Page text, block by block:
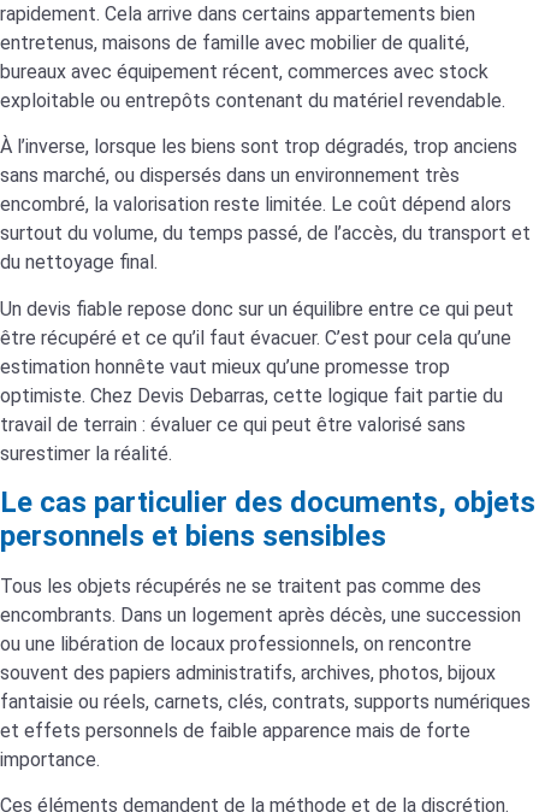
rapidement. Cela arrive dans certains appartements bien
entretenus, maisons de famille avec mobilier de qualité,
bureaux avec équipement récent, commerces avec stock
exploitable ou entrepôts contenant du matériel revendable.
À l’inverse, lorsque les biens sont trop dégradés, trop anciens
sans marché, ou dispersés dans un environnement très
encombré, la valorisation reste limitée. Le coût dépend alors
surtout du volume, du temps passé, de l’accès, du transport et
du nettoyage final.
Un devis fiable repose donc sur un équilibre entre ce qui peut
être récupéré et ce qu’il faut évacuer. C’est pour cela qu’une
estimation honnête vaut mieux qu’une promesse trop
optimiste. Chez Devis Debarras, cette logique fait partie du
travail de terrain : évaluer ce qui peut être valorisé sans
surestimer la réalité.
Le cas particulier des documents, objets
personnels et biens sensibles
Tous les objets récupérés ne se traitent pas comme des
encombrants. Dans un logement après décès, une succession
ou une libération de locaux professionnels, on rencontre
souvent des papiers administratifs, archives, photos, bijoux
fantaisie ou réels, carnets, clés, contrats, supports numériques
et effets personnels de faible apparence mais de forte
importance.
Ces éléments demandent de la méthode et de la discrétion.